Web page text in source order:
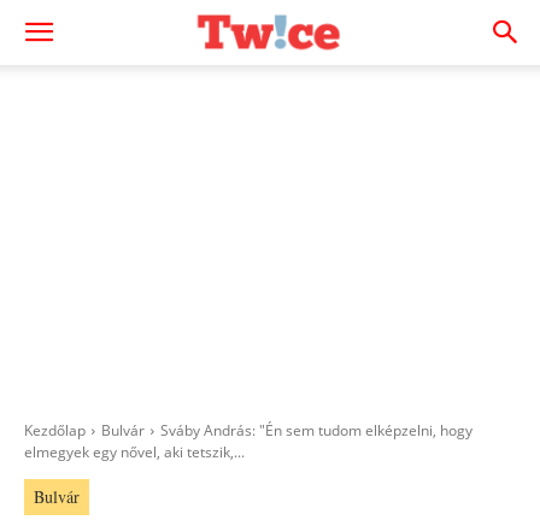
Kezdőlap Bulvár
Sváby András: "Én sem tudom elképzelni, hogy
elmegyek egy nővel, aki tetszik,...
Bulvár